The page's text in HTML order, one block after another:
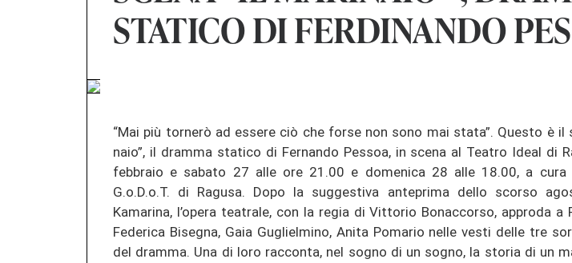
STATICO DI FERDINANDO
“Mai più tornerò ad es­se­re ciò che forse non sono mai stata”. Ques­to è il
naio”, il dram­ma sta­ti­co di Fer­nan­do Pes­soa, in scena al Tea­tro Ideal di
febbraio e sa­ba­to 27 alle ore 21.00 e do­me­ni­ca 28 alle 18.00, a cura
G.o.D.o.T. di Ra­gu­sa. Dopo la sug­ges­ti­va an­te­pri­ma dello scor­so
Kamarina, l’opera tea­tra­le, con la regia di Vit­to­rio Bo­nac­cor­so, ap­proda a
Fe­de­ri­ca Bi­seg­na, Gaia Gu­gliel­mi­no, Anita Po­ma­rio nelle vesti delle tre
del dram­ma. Una di loro rac­con­ta, nel sogno di un sogno, la sto­ria di un